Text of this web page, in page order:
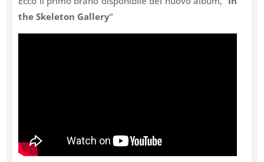
the Skeleton Gallery”